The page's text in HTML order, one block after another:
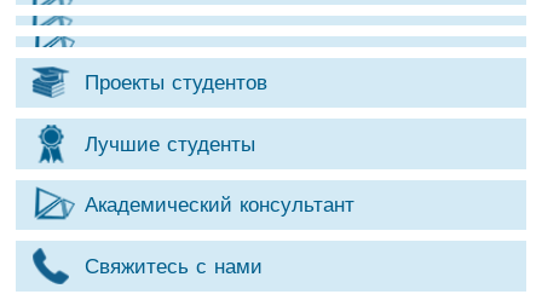
Проекты студентов
Лучшие студенты
Академический консультант
Свяжитесь с нами